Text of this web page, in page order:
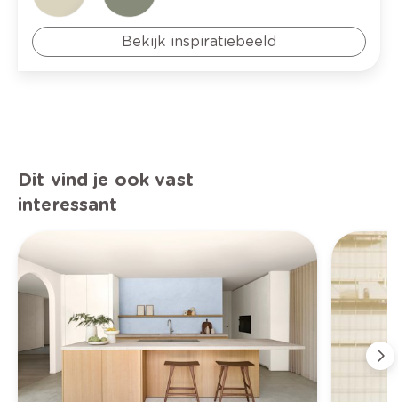
Bekijk inspiratiebeeld
Dit vind je ook vast
interessant